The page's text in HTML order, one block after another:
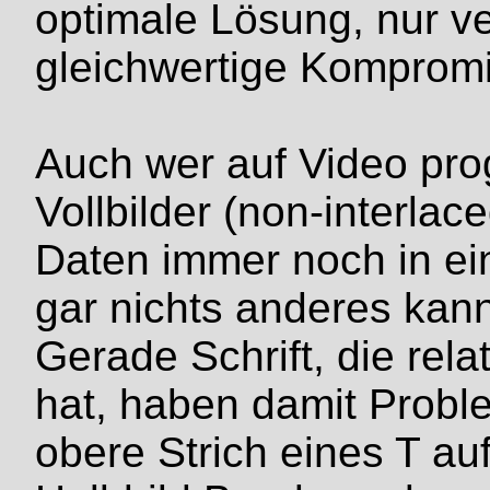
optimale Lösung, nur
gleichwertige
Auch wer auf Video
Vollbilder (non-
Daten immer noch in
gar nichts anderes
Gerade Schrift, die
hat, haben damit
obere Strich eines T